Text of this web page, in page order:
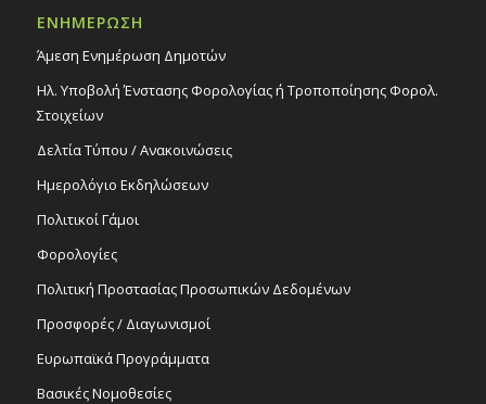
ΕΝΗΜΕΡΩΣΗ
Άμεση Ενημέρωση Δημοτών
Ηλ. Υποβολή Ένστασης Φορολογίας ή Τροποποίησης Φορολ.
Στοιχείων
Δελτία Τύπου / Ανακοινώσεις
Ημερολόγιο Εκδηλώσεων
Πολιτικοί Γάμοι
Φορολογίες
Πολιτική Προστασίας Προσωπικών Δεδομένων
Προσφορές / Διαγωνισμοί
Ευρωπαϊκά Προγράμματα
Βασικές Νομοθεσίες